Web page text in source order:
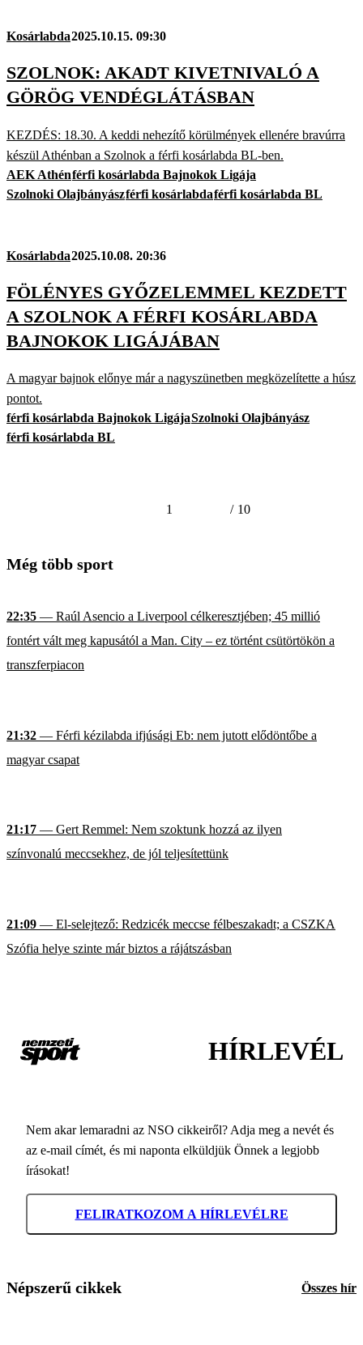
Kosárlabda2025.10.15. 09:30
SZOLNOK: AKADT KIVETNIVALÓ A
GÖRÖG VENDÉGLÁTÁSBAN
KEZDÉS: 18.30. A keddi nehezítő körülmények ellenére bravúrra
készül Athénban a Szolnok a férfi kosárlabda BL-ben.
AEK Athénférfi kosárlabda Bajnokok Ligája
Szolnoki Olajbányászférfi kosárlabdaférfi kosárlabda BL
Kosárlabda2025.10.08. 20:36
FÖLÉNYES GYŐZELEMMEL KEZDETT
A SZOLNOK A FÉRFI KOSÁRLABDA
BAJNOKOK LIGÁJÁBAN
A magyar bajnok előnye már a nagyszünetben megközelítette a húsz
pontot.
férfi kosárlabda Bajnokok LigájaSzolnoki Olajbányász
férfi kosárlabda BL
1 / 10
Még több sport
22:35 — Raúl Asencio a Liverpool célkeresztjében; 45 millió
fontért vált meg kapusától a Man. City – ez történt csütörtökön a
transzferpiacon
21:32 — Férfi kézilabda ifjúsági Eb: nem jutott elődöntőbe a
magyar csapat
21:17 — Gert Remmel: Nem szoktunk hozzá az ilyen
színvonalú meccsekhez, de jól teljesítettünk
21:09 — El-selejtező: Redzicék meccse félbeszakadt; a CSZKA
Szófia helye szinte már biztos a rájátszásban
HÍRLEVÉL
Nem akar lemaradni az NSO cikkeiről? Adja meg a nevét és
az e-mail címét, és mi naponta elküldjük Önnek a legjobb
írásokat!
FELIRATKOZOM A HÍRLEVÉLRE
Népszerű cikkek Összes hír